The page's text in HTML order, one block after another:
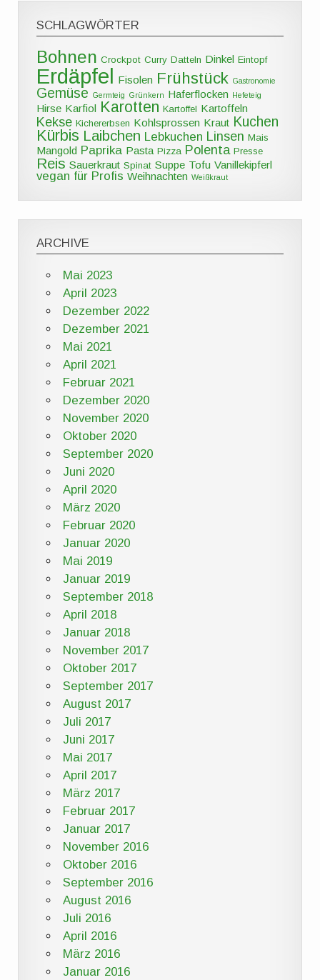
SCHLAGWÖRTER
Bohnen Crockpot Curry Datteln Dinkel Eintopf
Erdäpfel Fisolen Frühstück Gastronomie
Gemüse Germteig Grünkern Haferflocken Hefeteig
Hirse Karfiol Karotten Kartoffel Kartoffeln
Kekse Kichererbsen Kohlsprossen Kraut Kuchen
Kürbis Laibchen Lebkuchen Linsen Mais
Mangold Paprika Pasta Pizza Polenta Presse
Reis Sauerkraut Spinat Suppe Tofu Vanillekipferl
vegan für Profis Weihnachten Weißkraut
ARCHIVE
Mai 2023
April 2023
Dezember 2022
Dezember 2021
Mai 2021
April 2021
Februar 2021
Dezember 2020
November 2020
Oktober 2020
September 2020
Juni 2020
April 2020
März 2020
Februar 2020
Januar 2020
Mai 2019
Januar 2019
September 2018
April 2018
Januar 2018
November 2017
Oktober 2017
September 2017
August 2017
Juli 2017
Juni 2017
Mai 2017
April 2017
März 2017
Februar 2017
Januar 2017
November 2016
Oktober 2016
September 2016
August 2016
Juli 2016
April 2016
März 2016
Januar 2016